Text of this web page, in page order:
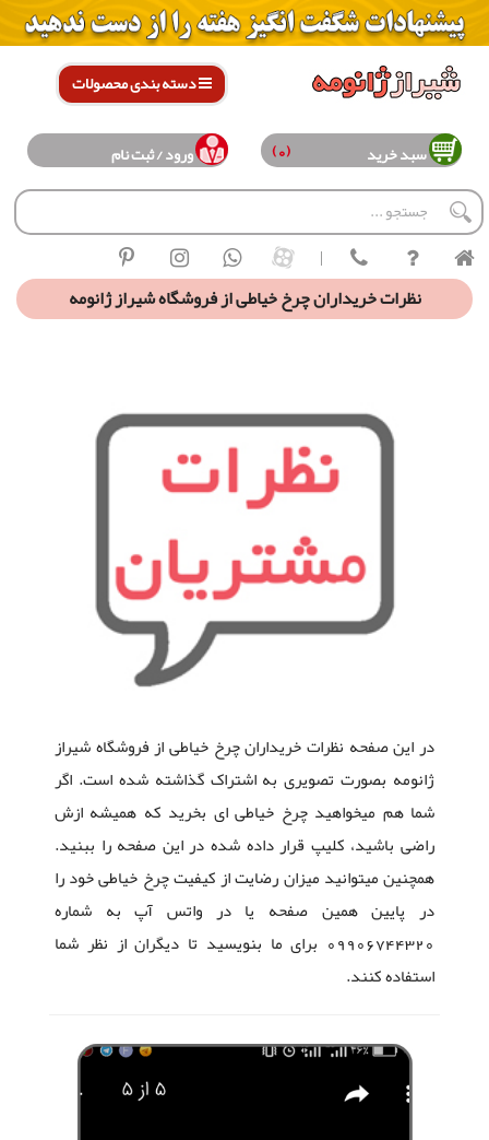
دسته بندی محصولات
سبد خرید (0) ورود / ثبت نام
|
نظرات خریداران چرخ خیاطی از فروشگاه شیراز ژانومه
در این صفحه نظرات خریداران چرخ خیاطی از فروشگاه شیراز
ژانومه بصورت تصویری به اشتراک گذاشته شده است. اگر
شما هم میخواهید چرخ خیاطی ای بخرید که همیشه ازش
راضی باشید، کلیپ قرار داده شده در این صفحه را ببنید.
همچنین میتوانید میزان رضایت از کیفیت چرخ خیاطی خود را
در پایین همین صفحه یا در واتس آپ به شماره
09906744320 برای ما بنویسید تا دیگران از نظر شما
استفاده کنند.